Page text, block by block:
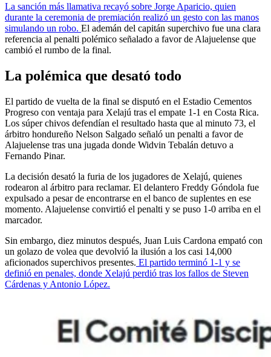
La sanción más llamativa recayó sobre Jorge Aparicio, quien
durante la ceremonia de premiación realizó un gesto con las manos
simulando un robo. El ademán del capitán superchivo fue una clara
referencia al penalti polémico señalado a favor de Alajuelense que
cambió el rumbo de la final.
La polémica que desató todo
El partido de vuelta de la final se disputó en el Estadio Cementos
Progreso con ventaja para Xelajú tras el empate 1-1 en Costa Rica.
Los súper chivos defendían el resultado hasta que al minuto 73, el
árbitro hondureño Nelson Salgado señaló un penalti a favor de
Alajuelense tras una jugada donde Widvin Tebalán detuvo a
Fernando Pinar.
La decisión desató la furia de los jugadores de Xelajú, quienes
rodearon al árbitro para reclamar. El delantero Freddy Góndola fue
expulsado a pesar de encontrarse en el banco de suplentes en ese
momento. Alajuelense convirtió el penalti y se puso 1-0 arriba en el
marcador.
Sin embargo, diez minutos después, Juan Luis Cardona empató con
un golazo de volea que devolvió la ilusión a los casi 14,000
aficionados superchivos presentes. El partido terminó 1-1 y se
definió en penales, donde Xelajú perdió tras los fallos de Steven
Cárdenas y Antonio López.